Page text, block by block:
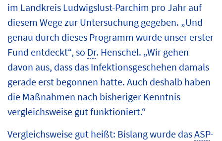
im Landkreis Ludwigslust-Parchim pro Jahr auf
diesem Wege zur Untersuchung gegeben. „Und
genau durch dieses Programm wurde unser erster
Fund entdeckt“, so Dr. Henschel. „Wir gehen
davon aus, dass das Infektionsgeschehen damals
gerade erst begonnen hatte. Auch deshalb haben
die Maßnahmen nach bisheriger Kenntnis
vergleichsweise gut funktioniert.“
Vergleichsweise gut heißt: Bislang wurde dasASP-